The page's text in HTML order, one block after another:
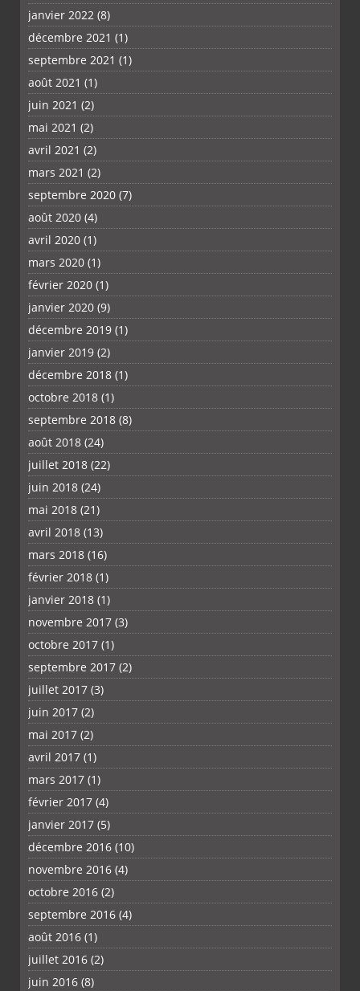
janvier 2022 (8)
décembre 2021 (1)
septembre 2021 (1)
août 2021 (1)
juin 2021 (2)
mai 2021 (2)
avril 2021 (2)
mars 2021 (2)
septembre 2020 (7)
août 2020 (4)
avril 2020 (1)
mars 2020 (1)
février 2020 (1)
janvier 2020 (9)
décembre 2019 (1)
janvier 2019 (2)
décembre 2018 (1)
octobre 2018 (1)
septembre 2018 (8)
août 2018 (24)
juillet 2018 (22)
juin 2018 (24)
mai 2018 (21)
avril 2018 (13)
mars 2018 (16)
février 2018 (1)
janvier 2018 (1)
novembre 2017 (3)
octobre 2017 (1)
septembre 2017 (2)
juillet 2017 (3)
juin 2017 (2)
mai 2017 (2)
avril 2017 (1)
mars 2017 (1)
février 2017 (4)
janvier 2017 (5)
décembre 2016 (10)
novembre 2016 (4)
octobre 2016 (2)
septembre 2016 (4)
août 2016 (1)
juillet 2016 (2)
juin 2016 (8)